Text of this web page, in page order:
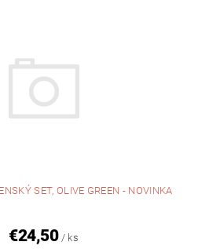
SET, OLIVE GREEN - NOVINKA
€24,50 / ks